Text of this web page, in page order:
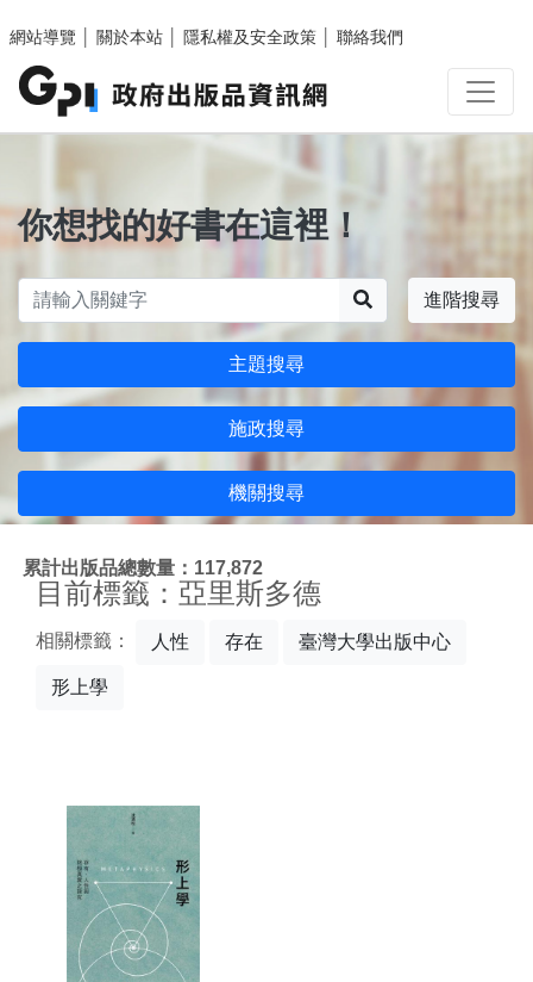
網站導覽
關於本站 隱私權及安全政策 聯絡我們
你想找的好書在這裡！
進階搜尋
主題搜尋
施政搜尋
機關搜尋
累計出版品總數量：117,872
目前標籤：亞里斯多德
相關標籤： 人性 存在 臺灣大學出版中心
形上學